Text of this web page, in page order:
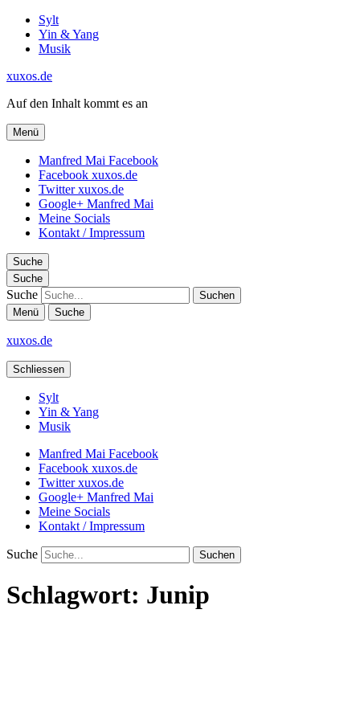
Sylt
Yin & Yang
Musik
xuxos.de
Auf den Inhalt kommt es an
Menü
Manfred Mai Facebook
Facebook xuxos.de
Twitter xuxos.de
Google+ Manfred Mai
Meine Socials
Kontakt / Impressum
Suche
Suche
Suche
Menü Suche
xuxos.de
Schliessen
Sylt
Yin & Yang
Musik
Manfred Mai Facebook
Facebook xuxos.de
Twitter xuxos.de
Google+ Manfred Mai
Meine Socials
Kontakt / Impressum
Suche
Schlagwort: Junip